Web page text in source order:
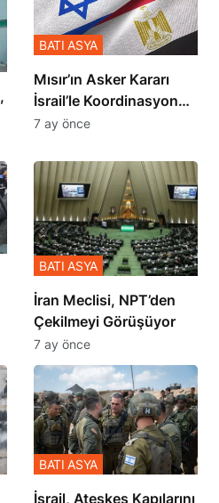
Mısır’ın Asker Kararı
İsrail’le Koordinasyon
İçinde Gerçekleşmiş
BATI ASYA
7 ay önce
İran Meclisi, NPT’den
Çekilmeyi Görüşüyor
BATI ASYA
7 ay önce
İsrail, Ateşkes Kapılarını
BATI ASYA